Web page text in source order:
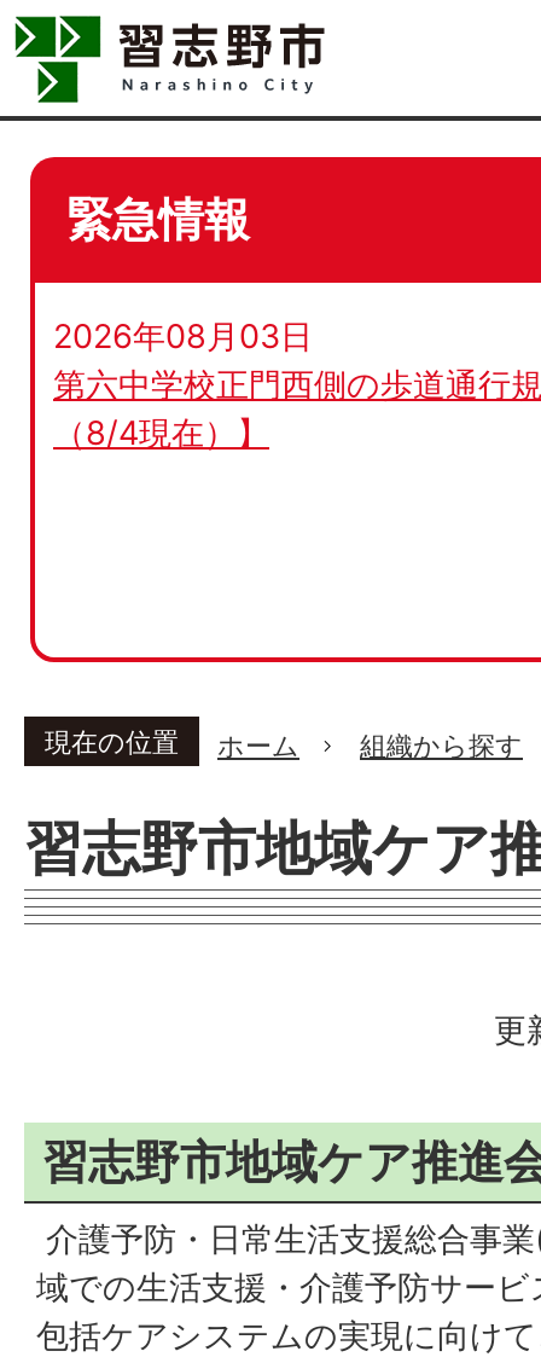
緊急情報
2026年08月03日
第六中学校正門西側の歩道通行
（8/4現在）】
現在の位置 ホーム 組織から探す
習志野市地域ケア
更
習志野市地域ケア推進
介護予防・日常生活支援総合事
域での生活支援・介護予防サー
包括ケアシステムの実現に向け